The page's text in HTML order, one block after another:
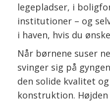
legepladser, i
institutioner – og
i haven, hvis du
Når børnene suser
svinger sig på
den solide kvalitet
konstruktion.